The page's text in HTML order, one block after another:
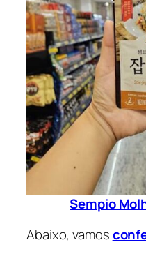
Sempio
Abaixo, vamos